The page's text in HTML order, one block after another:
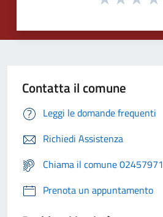
Contatta il comune
Leggi le domande frequenti
Richiedi Assistenza
Chiama il comune 02457971
Prenota un appuntamento